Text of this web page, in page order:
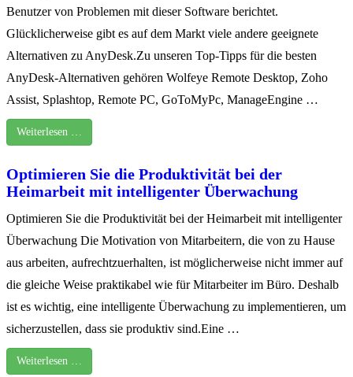
Benutzer von Problemen mit dieser Software berichtet.
Glücklicherweise gibt es auf dem Markt viele andere geeignete
Alternativen zu AnyDesk.Zu unseren Top-Tipps für die besten
AnyDesk-Alternativen gehören Wolfeye Remote Desktop, Zoho
Assist, Splashtop, Remote PC, GoToMyPc, ManageEngine …
Weiterlesen …
Optimieren Sie die Produktivität bei der
Heimarbeit mit intelligenter Überwachung
Optimieren Sie die Produktivität bei der Heimarbeit mit intelligenter
Überwachung Die Motivation von Mitarbeitern, die von zu Hause
aus arbeiten, aufrechtzuerhalten, ist möglicherweise nicht immer auf
die gleiche Weise praktikabel wie für Mitarbeiter im Büro. Deshalb
ist es wichtig, eine intelligente Überwachung zu implementieren, um
sicherzustellen, dass sie produktiv sind.Eine …
Weiterlesen …